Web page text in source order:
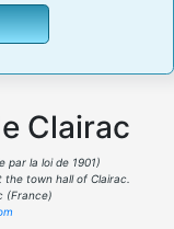
Clairac
par la loi de 1901)
the town hall of Clairac.
(France)